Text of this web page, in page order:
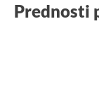
Prednosti